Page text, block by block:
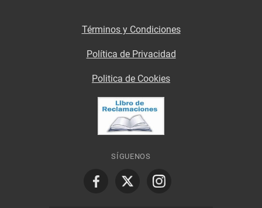
Términos y Condiciones
Política de Privacidad
Politica de Cookies
SÍGUENOS